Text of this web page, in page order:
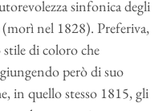
sinfonica degli
nel 1828). Preferiva,
stile di coloro che
però di suo
in quello stesso 1815, gli